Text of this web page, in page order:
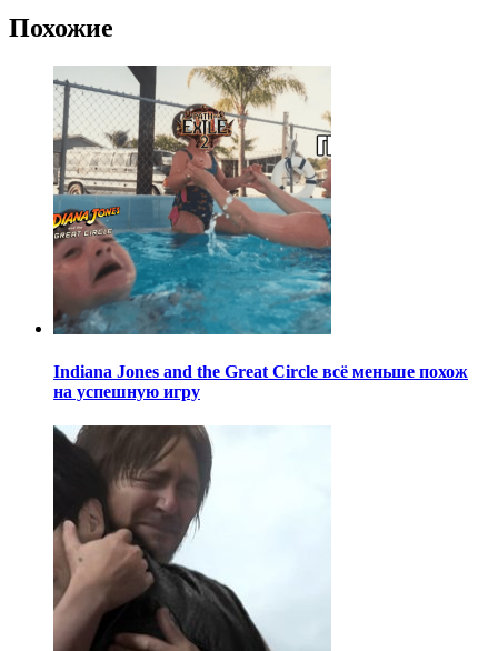
Похожие
Indiana Jones and the Great Circle всё меньше похож
на успешную игру